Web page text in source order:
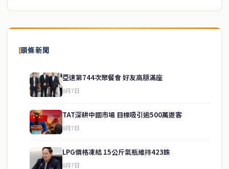
頭條新聞
亞速第744次聚餐會 好友高朋滿座
8月7日
TAT深耕中國市場 目標吸引逾500萬遊客
8月7日
LPG價格凍結 15公斤氣瓶維持423銖
8月7日